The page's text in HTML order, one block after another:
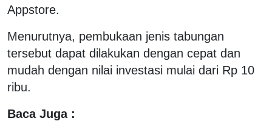
Appstore.
Menurutnya, pembukaan jenis tabungan
tersebut dapat dilakukan dengan cepat dan
mudah dengan nilai investasi mulai dari Rp 10
ribu.
Baca Juga :